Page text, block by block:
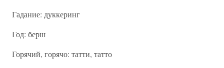
Гадание: дуккеринг
Год: берш
Горячий, горячо: татти, татто